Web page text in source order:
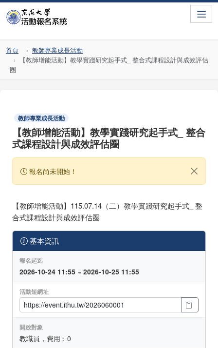
首頁
教師專業成長活動
【教師增能活動】教學實踐研究起手式_ 整合式課程設計與成效評估
圈
教師專業成長活動
【教師增能活動】教學實踐研究起手式_ 整合
式課程設計與成效評估圈
報名尚未開始！
【教師增能活動】115.07.14（二）教學實踐研究起手式_ 整
合式課程設計與成效評估圈
基本資訊
報名起迄
2026-10-24 11:55 ~ 2026-10-25 11:55
活動短網址
開放對象
教職員，費用：0